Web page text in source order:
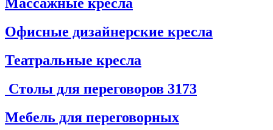
Массажные кресла
Офисные дизайнерские кресла
Театральные кресла
Столы для переговоров 3173
Мебель для переговорных